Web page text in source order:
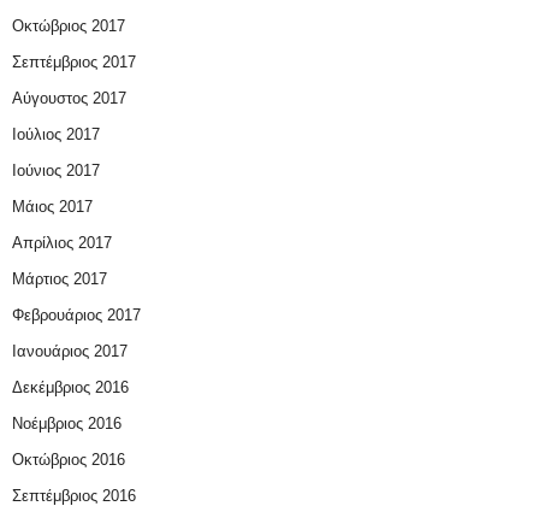
Οκτώβριος 2017
Σεπτέμβριος 2017
Αύγουστος 2017
Ιούλιος 2017
Ιούνιος 2017
Μάιος 2017
Απρίλιος 2017
Μάρτιος 2017
Φεβρουάριος 2017
Ιανουάριος 2017
Δεκέμβριος 2016
Νοέμβριος 2016
Οκτώβριος 2016
Σεπτέμβριος 2016